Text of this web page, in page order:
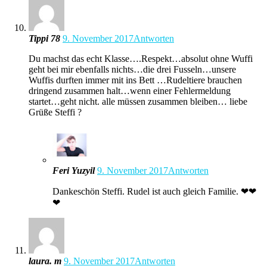
Tippi 78 9. November 2017Antworten
Du machst das echt Klasse….Respekt…absolut ohne Wuffi
geht bei mir ebenfalls nichts…die drei Fusseln…unsere
Wuffis durften immer mit ins Bett …Rudeltiere brauchen
dringend zusammen halt…wenn einer Fehlermeldung
startet…geht nicht. alle müssen zusammen bleiben… liebe
Grüße Steffi ?
Feri Yuzyil 9. November 2017Antworten
Dankeschön Steffi. Rudel ist auch gleich Familie. ❤❤
❤
laura. m 9. November 2017Antworten